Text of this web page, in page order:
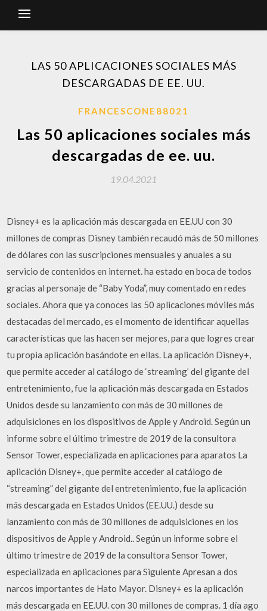
LAS 50 APLICACIONES SOCIALES MÁS
DESCARGADAS DE EE. UU.
FRANCESCONE88021
Las 50 aplicaciones sociales más
descargadas de ee. uu.
19.04.2021
Disney+ es la aplicación más descargada en EE.UU con 30
millones de compras Disney también recaudó más de 50 millones
de dólares con las suscripciones mensuales y anuales a su
servicio de contenidos en internet. ha estado en boca de todos
gracias al personaje de “Baby Yoda”, muy comentado en redes
sociales. Ahora que ya conoces las 50 aplicaciones móviles más
destacadas del mercado, es el momento de identificar aquellas
características que las hacen ser mejores, para que logres crear
tu propia aplicación basándote en ellas. La aplicación Disney+,
que permite acceder al catálogo de ‘streaming’ del gigante del
entretenimiento, fue la aplicación más descargada en Estados
Unidos desde su lanzamiento con más de 30 millones de
adquisiciones en los dispositivos de Apple y Android. Según un
informe sobre el último trimestre de 2019 de la consultora
Sensor Tower, especializada en aplicaciones para aparatos La
aplicación Disney+, que permite acceder al catálogo de
“streaming” del gigante del entretenimiento, fue la aplicación
más descargada en Estados Unidos (EE.UU.) desde su
lanzamiento con más de 30 millones de adquisiciones en los
dispositivos de Apple y Android.. Según un informe sobre el
último trimestre de 2019 de la consultora Sensor Tower,
especializada en aplicaciones para Siguiente Apresan a dos
narcos importantes de Hato Mayor. Disney+ es la aplicación
más descargada en EE.UU. con 30 millones de compras. 1 día ago